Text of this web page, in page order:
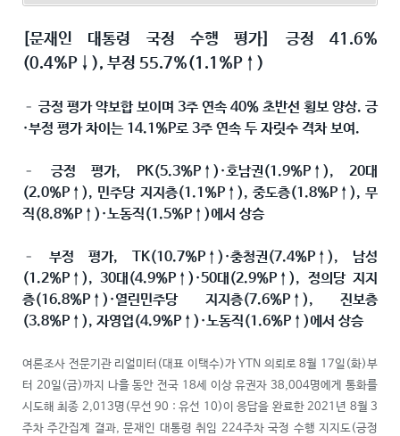
[문재인 대통령 국정 수행 평가] 긍정 41.6%
(0.4%P↓), 부정 55.7%(1.1%P↑)
– 긍정 평가 약보합 보이며 3주 연속 40% 초반선 횡보 양상. 긍
·부정 평가 차이는 14.1%P로 3주 연속 두 자릿수 격차 보여.
– 긍정 평가, PK(5.3%P↑)·호남권(1.9%P↑), 20대
(2.0%P↑), 민주당 지지층(1.1%P↑), 중도층(1.8%P↑), 무
직(8.8%P↑)·노동직(1.5%P↑)에서 상승
– 부정 평가, TK(10.7%P↑)·충청권(7.4%P↑), 남성
(1.2%P↑), 30대(4.9%P↑)·50대(2.9%P↑), 정의당 지지
층(16.8%P↑)·열린민주당 지지층(7.6%P↑), 진보층
(3.8%P↑), 자영업(4.9%P↑)·노동직(1.6%P↑)에서 상승
여론조사 전문기관 리얼미터(대표 이택수)가 YTN 의뢰로 8월 17일(화)부
터 20일(금)까지 나흘 동안 전국 18세 이상 유권자 38,004명에게 통화를
시도해 최종 2,013명(무선 90 : 유선 10)이 응답을 완료한 2021년 8월 3
주차 주간집계 결과, 문재인 대통령 취임 224주차 국정 수행 지지도(긍정